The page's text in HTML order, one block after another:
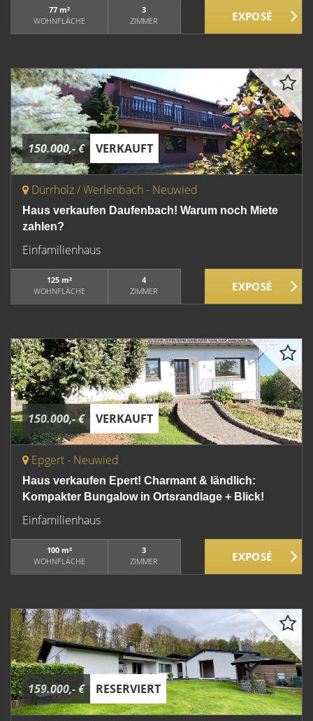
77 m²
WOHNFLÄCHE
3
ZIMMER
150.000,- € VERKAUFT
Dürrholz / Werlenbach - Neuwied
Haus verkaufen Daufenbach! Warum noch Miete
zahlen?
Einfamilienhaus
125 m²
WOHNFLÄCHE
4
ZIMMER
150.000,- € VERKAUFT
Epgert - Neuwied
Haus verkaufen Epert! Charmant & ländlich:
Kompakter Bungalow in Ortsrandlage + Blick!
Einfamilienhaus
100 m²
WOHNFLÄCHE
3
ZIMMER
159.000,- € RESERVIERT